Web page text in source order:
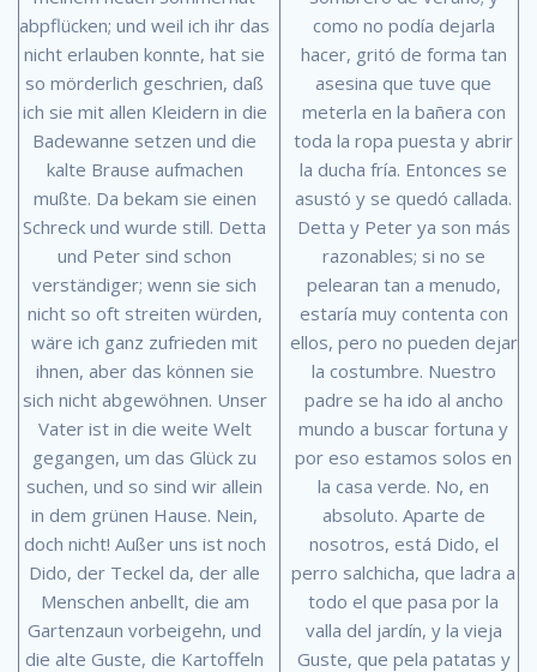
abpflücken; und weil ich ihr das
nicht erlauben konnte, hat sie
so mörderlich geschrien, daß
ich sie mit allen Kleidern in die
Badewanne setzen und die
kalte Brause aufmachen
mußte. Da bekam sie einen
Schreck und wurde still. Detta
und Peter sind schon
verständiger; wenn sie sich
nicht so oft streiten würden,
wäre ich ganz zufrieden mit
ihnen, aber das können sie
sich nicht abgewöhnen. Unser
Vater ist in die weite Welt
gegangen, um das Glück zu
suchen, und so sind wir allein
in dem grünen Hause. Nein,
doch nicht! Außer uns ist noch
Dido, der Teckel da, der alle
Menschen anbellt, die am
Gartenzaun vorbeigehn, und
die alte Guste, die Kartoffeln
como no podía dejarla
hacer, gritó de forma tan
asesina que tuve que
meterla en la bañera con
toda la ropa puesta y abrir
la ducha fría. Entonces se
asustó y se quedó callada.
Detta y Peter ya son más
razonables; si no se
pelearan tan a menudo,
estaría muy contenta con
ellos, pero no pueden dejar
la costumbre. Nuestro
padre se ha ido al ancho
mundo a buscar fortuna y
por eso estamos solos en
la casa verde. No, en
absoluto. Aparte de
nosotros, está Dido, el
perro salchicha, que ladra a
todo el que pasa por la
valla del jardín, y la vieja
Guste, que pela patatas y